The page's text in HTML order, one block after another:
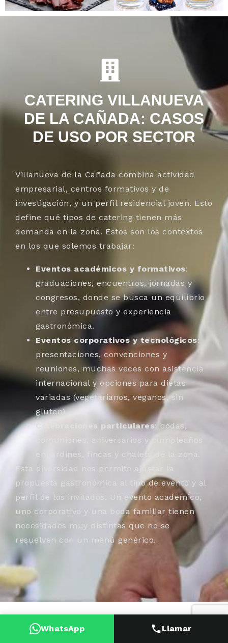
CATERING VILLANUEVA
DE LA CAÑADA: CASOS
DE USO POR SECTOR
Villanueva de la Cañada combina actividad
empresarial, centros formativos y de
investigación, y un perfil residencial joven. Esto
define qué tipos de catering tienen más
demanda en la zona. Estos son los contextos
en los que solemos trabajar:
Eventos académicos y formativos:
graduaciones, encuentros, jornadas y
congresos, donde se busca un equilibrio
entre presupuesto y experiencia
gastronómica.
Eventos corporativos y tecnológicos:
presentaciones, convenciones y
reuniones, muchas veces con asistencia
internacional y opciones para dietas
variadas (vegetarianos, veganos, sin
gluten).
Celebraciones particulares: bodas,
comuniones, aniversarios y cumpleaños
en jardines, fincas y chalets de la zona.
Esta diversidad nos permite ajustar la
propuesta gastronómica al tipo de evento y al
perfil de los invitados. Un evento académico,
uno corporativo y una boda familiar tienen
necesidades muy distintas que no se
resuelven con un menú genérico.
EVENTOS QUE
ORGANIZAMOS EN
WhatsApp Llamar